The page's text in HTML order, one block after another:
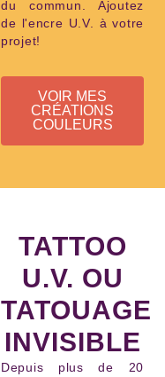
du commun. Ajoutez
de l'encre U.V. à votre
projet!
VOIR MES
CRÉATIONS
COULEURS
TATTOO
U.V. OU
TATOUAGE
INVISIBLE
Depuis plus de 20